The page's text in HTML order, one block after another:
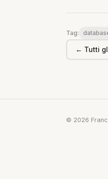
Tag:
← Tutti
© 2026